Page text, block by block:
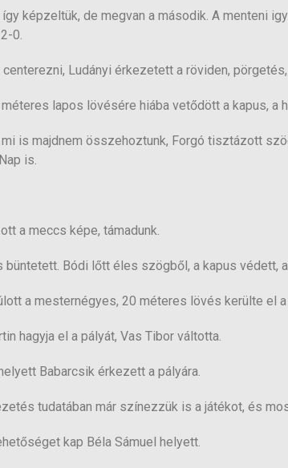
így képzeltük, de megvan a második. A menteni
0.
Ludányi érkezetett a röviden,
lapos lövésére hiába vetődött a kapus, a
is majdnem összehoztunk, Forgó tisztázott
is.
a meccs képe, támadunk.
büntetett. Bódi lőtt éles szögből, a kapus védett,
a mesternégyes, 20 méteres lövés kerülte el a
hagyja el a pályát, Vas Tibor váltotta.
Babarcsik érkezett a pályára.
tudatában már színezzük is a játékot, és
kap Béla Sámuel helyett.